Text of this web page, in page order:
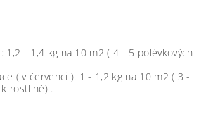
1,2 - 1,4 kg na 10 m2 ( 4 - 5 polévkových
( v červenci ): 1 - 1,2 kg na 10 m2 ( 3 -
rostlině) .